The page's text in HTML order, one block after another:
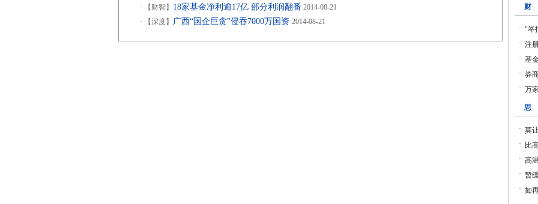
·
【财智】 18家基金净利逾17亿 部分利润翻番 2014-08-21
·
【深度】 广西“国企巨贪”侵吞7000万国资 2014-08-21